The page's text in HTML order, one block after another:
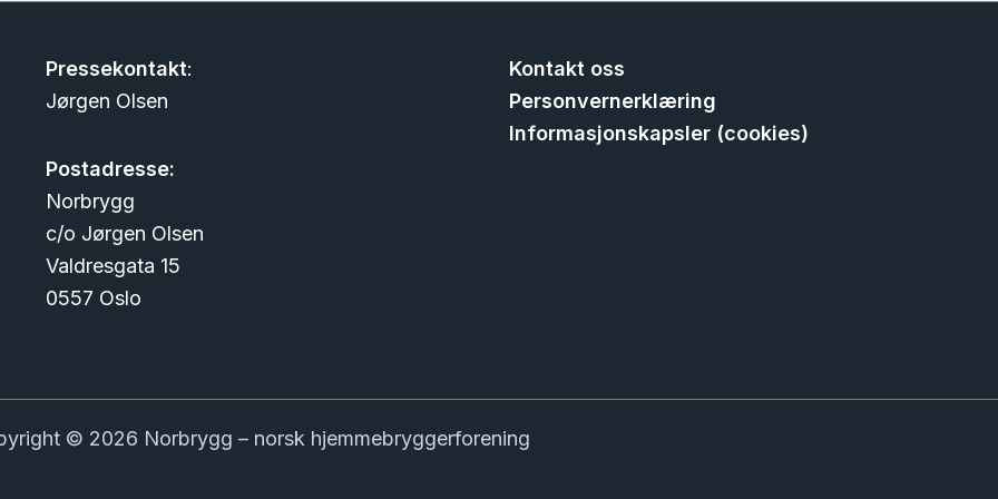
Pressekontakt:
Jørgen Olsen
Postadresse:
Norbrygg
c/o Jørgen Olsen
Valdresgata 15
0557 Oslo
Kontakt oss
Personvernerklæring
Informasjonskapsler (cookies)
© 2026 Norbrygg – norsk hjemmebryggerforening